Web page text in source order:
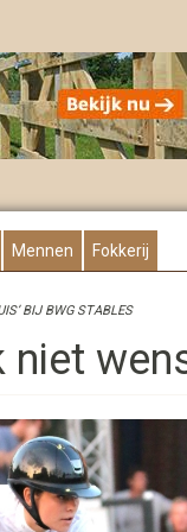
Mennen Fokkerij
BIJ BWG STABLES
niet